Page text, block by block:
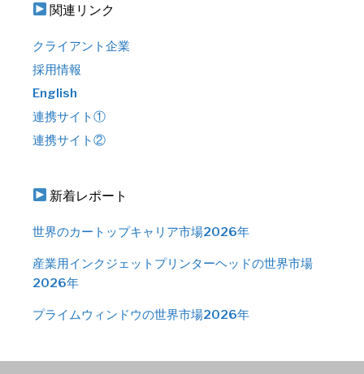
関連リンク
クライアント企業
採用情報
English
連携サイト①
連携サイト②
新着レポート
世界のカートップキャリア市場2026年
産業用インクジェットプリンターヘッドの世界市場
2026年
プライムウィンドウの世界市場2026年